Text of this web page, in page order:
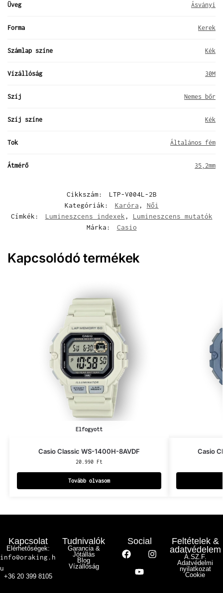
Üveg Ásványi
Forma Kerek
Számlap színe Kék
Vízállóság 30M
Szíj Nemes bőr
Szíj színe Kék
Tok Általános fém
Átmérő 35,2mm
Cikkszám:
LTP-V004L-2B
Kategóriák:
Karóra, Női
Címkék:
Lumineszcens indexek, Lumineszcens mutatók
Márka:
Casio
Kapcsolódó termékek
Elfogyott
Casio Classic WS-1400H-8AVDF
20.990 Ft
Tovább olvasom
Casio
Kapcsolat
Elérhetőségek:
info@oraking.h
u
+36 20 399 8105
Tudnivalók
Garancia &
Jótállás
Blog
Vízállóság
Social
Feltételek &
adatvédelem
Á.SZ.F.
Adatvédelmi
nyilatkozat
Cookie